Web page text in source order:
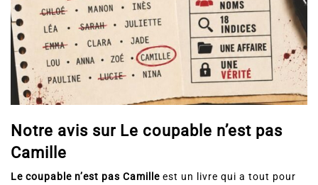
Notre avis sur Le coupable n’est pas
Camille
Le coupable n’est pas Camille est un livre qui a tout pour